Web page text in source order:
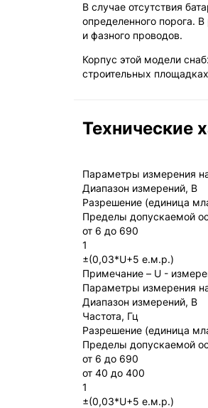
В случае отсутствия
определенного порога.
и фазного проводов.
Корпус этой модели
строительных
Технические
Параметры измерения
Диапазон измерений, В
Разрешение (единица
Пределы допускаемой
от 6 до 690
1
±(0,03*U+5 е.м.р.)
Примечание – U -
Параметры измерения
Диапазон измерений, В
Частота, Гц
Разрешение (единица
Пределы допускаемой
от 6 до 690
от 40 до 400
1
±(0,03*U+5 е.м.р.)